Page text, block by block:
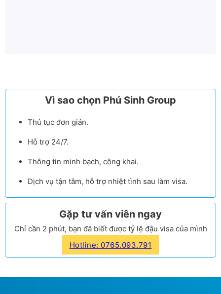
Vì sao chọn Phú Sinh Group
Thủ tục đơn giản.
Hỗ trợ 24/7.
Thông tin minh bạch, công khai.
Dịch vụ tận tâm, hỗ trợ nhiệt tình sau làm visa.
Gặp tư vấn viên ngay
Chỉ cần 2 phút, bạn đã biết được tỷ lệ đậu visa của mình
Hotline: 0765.093.791